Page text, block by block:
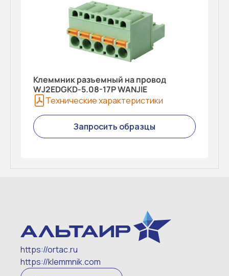
Клеммник разъемный на провод
WJ2EDGKD-5.08-17P WANJIE
Технические характеристики
Запросить образцы
https://ortac.ru
https://klemmnik.com